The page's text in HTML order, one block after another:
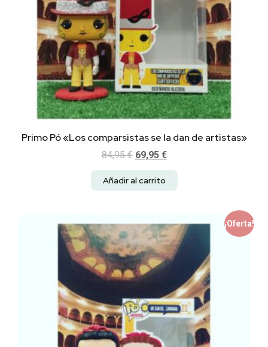
Primo Pó «Los comparsistas se la dan de artistas»
84,95€ 69,95 €
Añadir al carrito
¡Oferta!